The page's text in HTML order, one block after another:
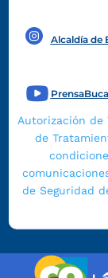
Alcaldía de
Autorización de
de
de Seguridad